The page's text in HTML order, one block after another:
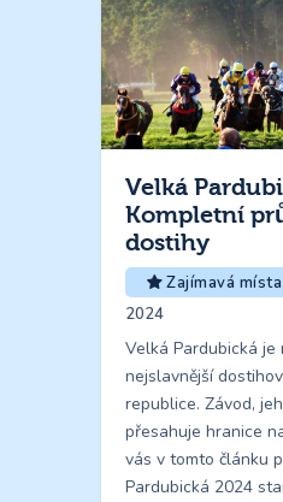
Velká
Kompletní
dostihy
Zajímavá místa
2024
Velká Pardubická je
nejslavnější
republice. Závod,
přesahuje hranice
vás v tomto článku
Pardubická 2024